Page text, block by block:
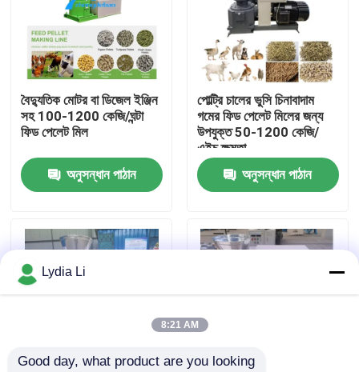
VR প্রদর্শন
আমাদের সম্পর্কে
কারখানা ভ্রমণ
মান নিয়ন্ত্রণ
উদ্ধৃতির জন্য আবেদন
কাঠের পিলেট মিল
বৈদ্যুতিক মোটর বা ডিজেল ইঞ্জিন
সহ 100-1200 কেজি/ঘন্টা
ফিড পেলেট মিল
অনুসন্ধান পাঠান
পোল্ট্রি চালের ভুসি চিনাবাদাম
গমের ফিড পেলেট মিলের জন্য
উপযুক্ত 50-1200 কেজি/
এইচ ক্ষমতা
অনুসন্ধান পাঠান
Lydia Li
8:21 AM
Good day, what product are you looking